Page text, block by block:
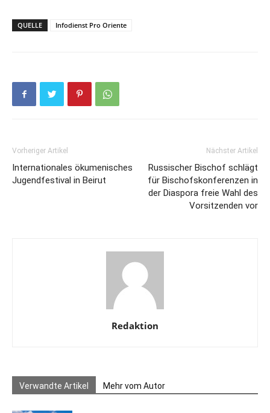
QUELLE Infodienst Pro Oriente
Vorheriger Artikel
Internationales ökumenisches
Jugendfestival in Beirut
Nächster Artikel
Russischer Bischof schlägt
für Bischofskonferenzen in
der Diaspora freie Wahl des
Vorsitzenden vor
Redaktion
Verwandte Artikel Mehr vom Autor